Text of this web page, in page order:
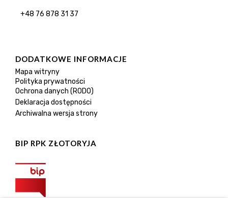
+48 76 878 31 37
DODATKOWE INFORMACJE
Mapa witryny
Polityka prywatności
Ochrona danych (RODO)
Deklaracja dostępności
Archiwalna wersja strony
BIP RPK ZŁOTORYJA